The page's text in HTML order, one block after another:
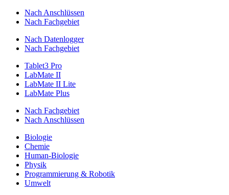
Nach Anschlüssen
Nach Fachgebiet
Nach Datenlogger
Nach Fachgebiet
Tablet3 Pro
LabMate II
LabMate II Lite
LabMate Plus
Nach Fachgebiet
Nach Anschlüssen
Biologie
Chemie
Human-Biologie
Physik
Programmierung & Robotik
Umwelt